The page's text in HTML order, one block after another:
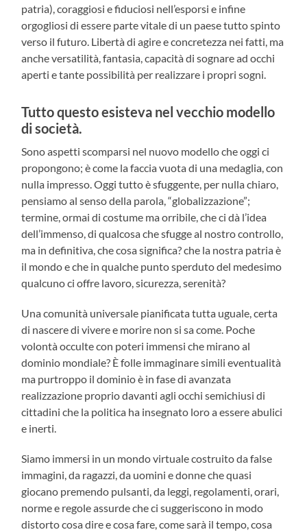
patria), coraggiosi e fiduciosi nell’esporsi e infine
orgogliosi di essere parte vitale di un paese tutto spinto
verso il futuro. Libertà di agire e concretezza nei fatti, ma
anche versatilità, fantasia, capacità di sognare ad occhi
aperti e tante possibilità per realizzare i propri sogni.
Tutto questo esisteva nel vecchio modello
di società.
Sono aspetti scomparsi nel nuovo modello che oggi ci
propongono; è come la faccia vuota di una medaglia, con
nulla impresso. Oggi tutto è sfuggente, per nulla chiaro,
pensiamo al senso della parola, “globalizzazione”;
termine, ormai di costume ma orribile, che ci dà l’idea
dell’immenso, di qualcosa che sfugge al nostro controllo,
ma in definitiva, che cosa significa? che la nostra patria è
il mondo e che in qualche punto sperduto del medesimo
qualcuno ci offre lavoro, sicurezza, serenità?
Una comunità universale pianificata tutta uguale, certa
di nascere di vivere e morire non si sa come. Poche
volontà occulte con poteri immensi che mirano al
dominio mondiale? È folle immaginare simili eventualità
ma purtroppo il dominio è in fase di avanzata
realizzazione proprio davanti agli occhi semichiusi di
cittadini che la politica ha insegnato loro a essere abulici
e inerti.
Siamo immersi in un mondo virtuale costruito da false
immagini, da ragazzi, da uomini e donne che quasi
giocano premendo pulsanti, da leggi, regolamenti, orari,
norme e regole assurde che ci suggeriscono in modo
distorto cosa dire e cosa fare, come sarà il tempo, cosa